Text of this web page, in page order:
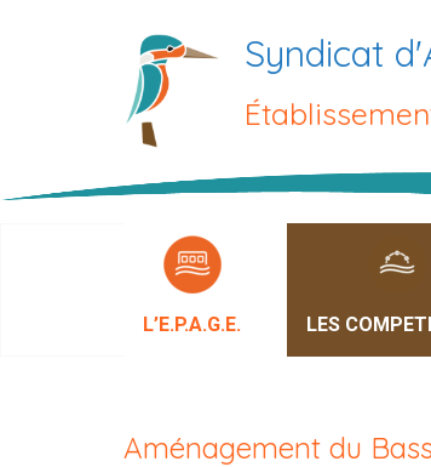
Syndicat
L’E.P.A.G.E. LES
Aménagement du